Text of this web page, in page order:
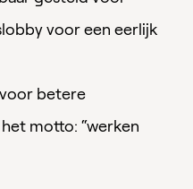
voor een eerlijk
betere
motto: “werken